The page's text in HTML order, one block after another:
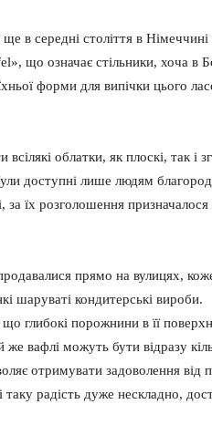
в середні століття в
що означає стільники, хоча в
форми для випічки цього
облатки, як плоскі, так і
доступні лише людям
за їх розголошення
продавалися прямо на вулицях,
шаруваті кондитерські вироби.
глибокі порожнини в її
вафлі можуть бути відразу
отримувати задоволення від
радість дуже нескладно,